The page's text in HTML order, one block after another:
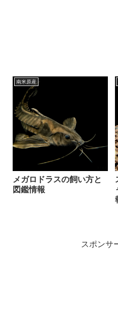
南米原産
メガロドラスの飼い方と
図鑑情報
スポンサ